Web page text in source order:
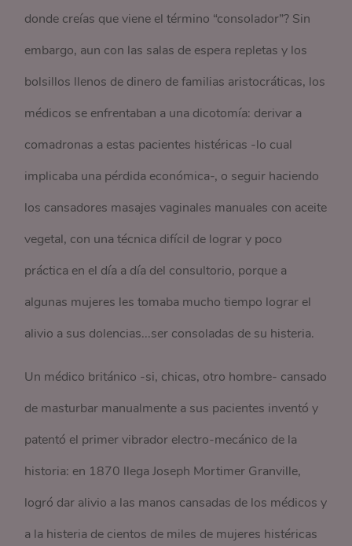
donde creías que viene el término “consolador”? Sin
embargo, aun con las salas de espera repletas y los
bolsillos llenos de dinero de familias aristocráticas, los
médicos se enfrentaban a una dicotomía: derivar a
comadronas a estas pacientes histéricas -lo cual
implicaba una pérdida económica-, o seguir haciendo
los cansadores masajes vaginales manuales con aceite
vegetal, con una técnica difícil de lograr y poco
práctica en el día a día del consultorio, porque a
algunas mujeres les tomaba mucho tiempo lograr el
alivio a sus dolencias...ser consoladas de su histeria.
Un médico británico -si, chicas, otro hombre- cansado
de masturbar manualmente a sus pacientes inventó y
patentó el primer vibrador electro-mecánico de la
historia: en 1870 llega Joseph Mortimer Granville,
logró dar alivio a las manos cansadas de los médicos y
a la histeria de cientos de miles de mujeres histéricas